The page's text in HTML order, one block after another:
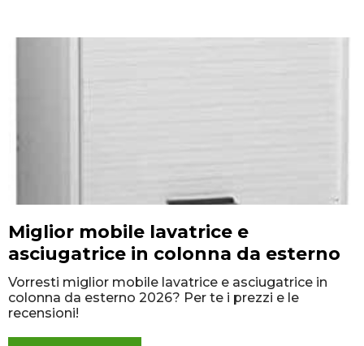
Miglior mobile lavatrice e
asciugatrice in colonna da esterno
Vorresti miglior mobile lavatrice e asciugatrice in
colonna da esterno 2026? Per te i prezzi e le
recensioni!